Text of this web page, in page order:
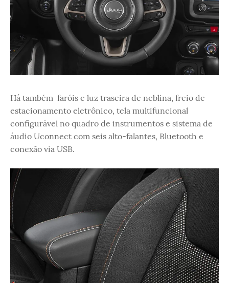
Há também faróis e luz traseira de neblina, freio de
estacionamento eletrônico, tela multifuncional
configurável no quadro de instrumentos e sistema de
áudio Uconnect com seis alto-falantes, Bluetooth e
conexão via USB.